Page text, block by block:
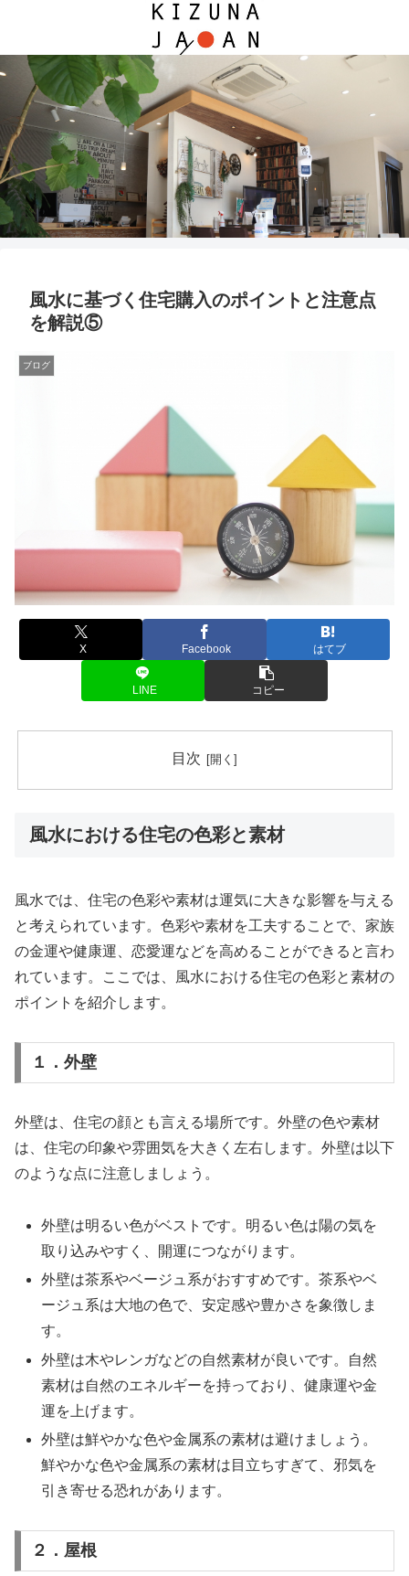
風水に基づく住宅購入のポイントと注意点
を解説⑤
ブログ
X Facebook はてブ
LINE コピー
目次
風水における住宅の色彩と素材
風水では、住宅の色彩や素材は運気に大きな影響を与える
と考えられています。色彩や素材を工夫することで、家族
の金運や健康運、恋愛運などを高めることができると言わ
れています。ここでは、風水における住宅の色彩と素材の
ポイントを紹介します。
１．外壁
外壁は、住宅の顔とも言える場所です。外壁の色や素材
は、住宅の印象や雰囲気を大きく左右します。外壁は以下
のような点に注意しましょう。
外壁は明るい色がベストです。明るい色は陽の気を
取り込みやすく、開運につながります。
外壁は茶系やベージュ系がおすすめです。茶系やベ
ージュ系は大地の色で、安定感や豊かさを象徴しま
す。
外壁は木やレンガなどの自然素材が良いです。自然
素材は自然のエネルギーを持っており、健康運や金
運を上げます。
外壁は鮮やかな色や金属系の素材は避けましょう。
鮮やかな色や金属系の素材は目立ちすぎて、邪気を
引き寄せる恐れがあります。
２．屋根